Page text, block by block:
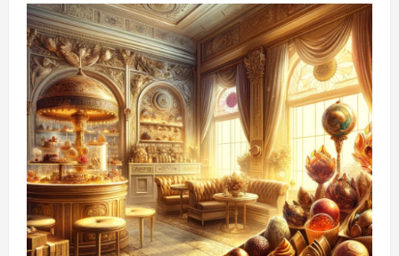
で
家
庭
の
食
卓
を
豪
華
に！
の
詳
細
を
ご
覧
く
だ
さ
い